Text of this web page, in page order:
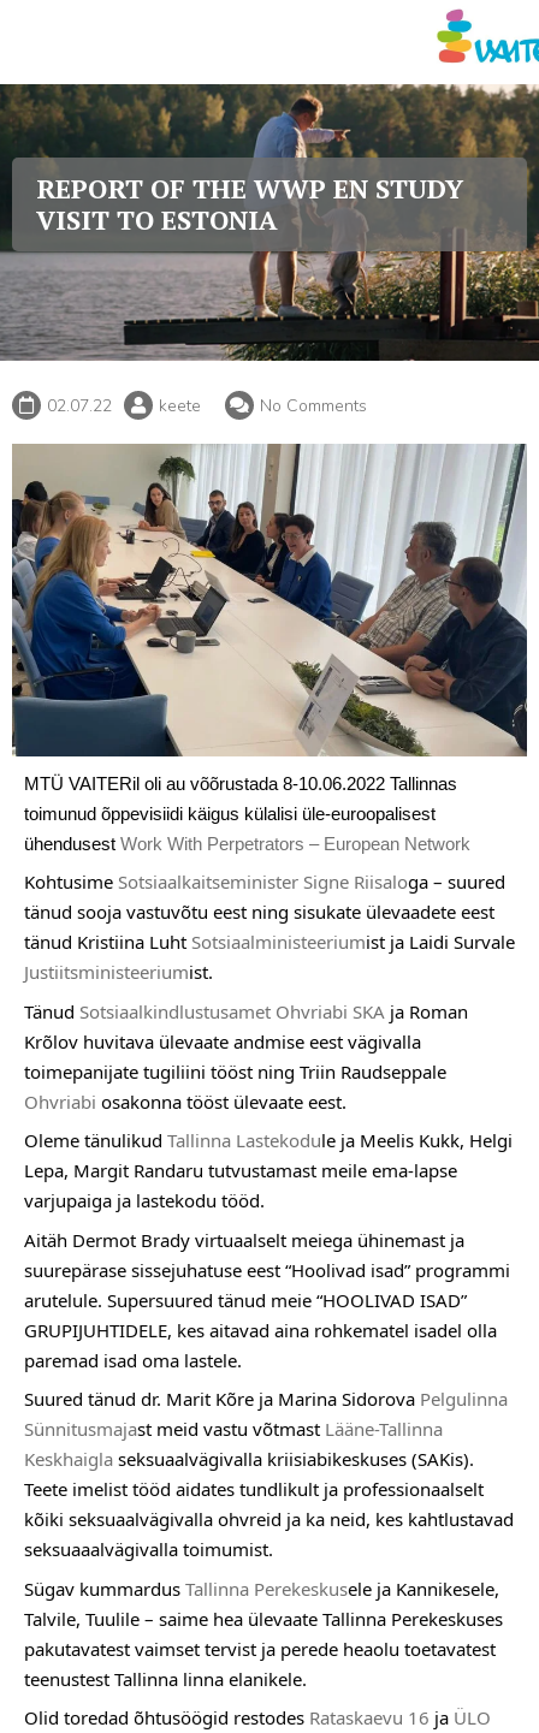
Vaimse Tervise
REPORT OF THE WWP EN STUDY
VISIT TO ESTONIA
02.07.22 keete No Comments
MTÜ VAITERil oli au võõrustada 8-10.06.2022 Tallinnas
toimunud õppevisiidi käigus külalisi üle-euroopalisest
ühendusest Work With Perpetrators – European Network
Kohtusime Sotsiaalkaitseminister Signe Riisaloga – suured
tänud sooja vastuvõtu eest ning sisukate ülevaadete eest
tänud Kristiina Luht Sotsiaalministeerium
Justiitsministeeriumist.
Tänud Sotsiaalkindlustusamet Ohvriabi SKA ja Roman
Krõlov huvitava ülevaate andmise eest vägivalla
Ohvriabi osakonna tööst ülevaate eest.
Oleme tänulikud Tallinna Lastekodule ja Meelis Kukk, Helgi
Lepa, Margit Randaru tutvustamast meile ema-lapse
varjupaiga ja lastekodu tööd.
Aitäh Dermot Brady virtuaalselt meiega ühinemast ja
suurepärase sissejuhatuse eest “Hoolivad isad” programmi
arutelule. Supersuured tänud meie “HOOLIVAD ISAD”
GRUPIJUHTIDELE, kes aitavad aina rohkematel isadel olla
paremad isad oma lastele.
Suured tänud dr. Marit Kõre ja Marina Sidorova Pelgulinna
Sünnitusmajast meid vastu võtmast Lääne-Tallinna
Keskhaigla seksuaalvägivalla kriisiabikeskuses (SAKis).
Teete imelist tööd aidates tundlikult ja professionaalselt
kõiki seksuaalvägivalla ohvreid ja ka neid, kes kahtlustavad
seksuaaalvägivalla toimumist.
Sügav kummardus Tallinna Perekeskusele ja Kannikesele,
Talvile, Tuulile – saime hea ülevaate Tallinna Perekeskuses
pakutavatest vaimset tervist ja perede heaolu toetavatest
teenustest Tallinna linna elanikele.
Olid toredad õhtusöögid restodes Rataskaevu 16 ja ÜLO